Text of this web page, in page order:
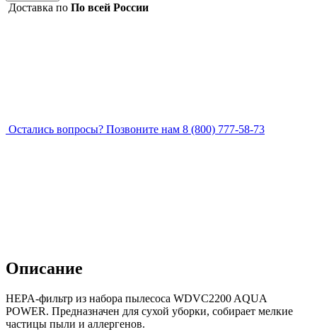
Доставка по По всей России
Остались вопросы? Позвоните нам 8 (800) 777-58-73
Описание
HEPA-фильтр из набора пылесоса WDVC2200 AQUA
POWER. Предназначен для сухой уборки, собирает мелкие
частицы пыли и аллергенов.